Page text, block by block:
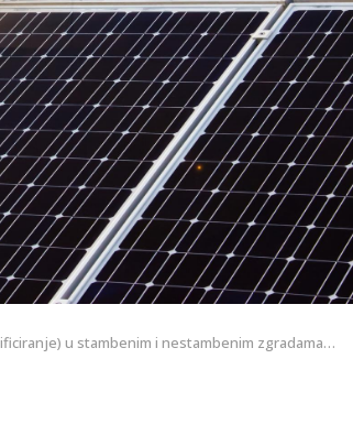
u stambenim i nestambenim zgradama…